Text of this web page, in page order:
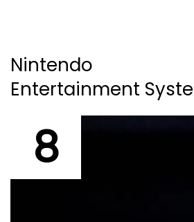
Nintendo
Entertainment
8